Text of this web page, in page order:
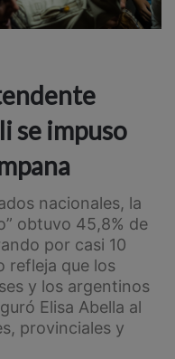
se impuso
nacionales, la
obtuvo 45,8% de
por casi 10
refleja que los
y los argentinos
Elisa Abella al
provinciales y